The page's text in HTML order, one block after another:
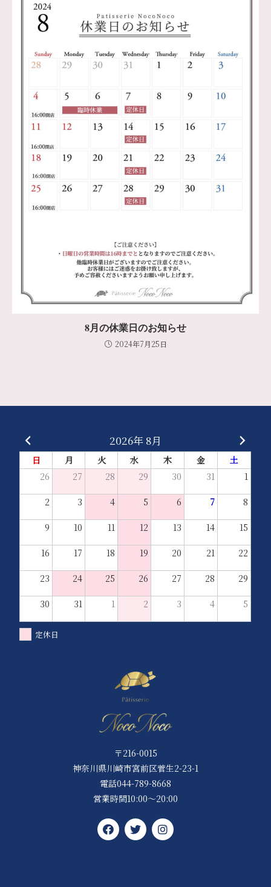
8月の休業日のお知らせ
2024年7月25日
2026年 8月
日 月 火 水 木 金
土
26
27 28 29 30 31 1
2 3 4 5 6 7 8
9 10 11 12 13 14 15
16 17 18 19 20 21 22
23 24 25 26 27 28 29
30 31 1 2 3 4 5
定休日
〒216-0015
神奈川県川崎市宮前区菅生2-23-1
電話044-789-8668
営業時間10:00～20:00